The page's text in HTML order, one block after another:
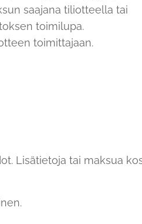
saajana tiliotteella tai
toimilupa.
toimittajaan.
Lisätietoja tai maksua